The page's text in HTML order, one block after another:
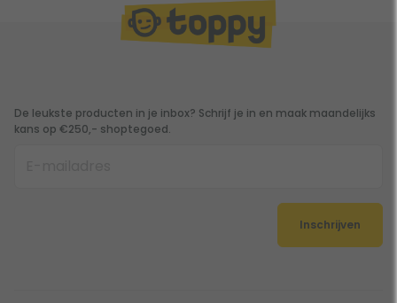
De leukste producten in je inbox? Schrijf je in en maak maandelijks
kans op €250,- shoptegoed.
Inschrijven